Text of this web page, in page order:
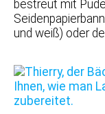
bestreut mit
und weiß) oder